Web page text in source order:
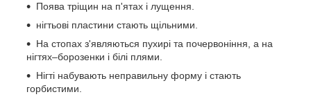
Поява тріщин на п'ятах і лущення.
нігтьові пластини стають щільними.
На стопах з'являються пухирі та почервоніння, а на
нігтях–борозенки і білі плями.
Нігті набувають неправильну форму і стають
горбистими.